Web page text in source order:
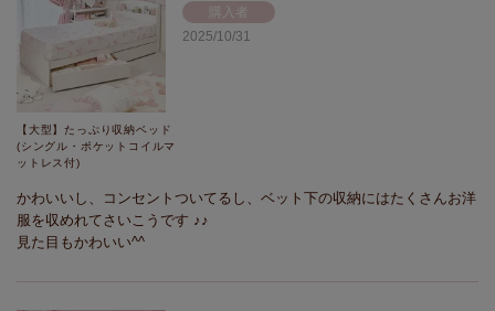
【大型】たっぷり収納ベッド
(シングル・ポケットコイルマ
ットレス付)
購入者
2025/10/31
かわいいし、コンセントついてるし、ベット下の収納にはたくさんお洋
服を収めれてさいこうです ♪♪
見た目もかわいい^^